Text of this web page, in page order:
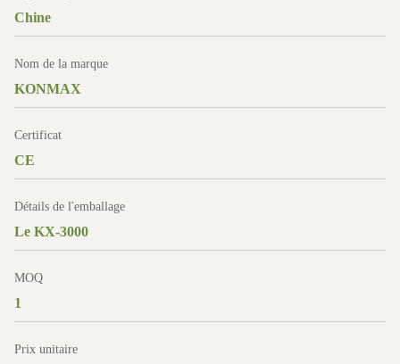
Chine
Nom de la marque
KONMAX
Certificat
CE
Détails de l'emballage
Le KX-3000
MOQ
1
Prix unitaire